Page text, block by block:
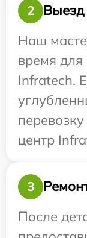
2
Выезд
Наш
время для
Infratech.
центр
3
После